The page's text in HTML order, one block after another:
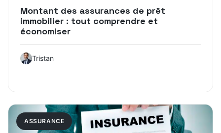
Montant des assurances de prêt
immobilier : tout comprendre et
économiser
Tristan
ASSURANCE